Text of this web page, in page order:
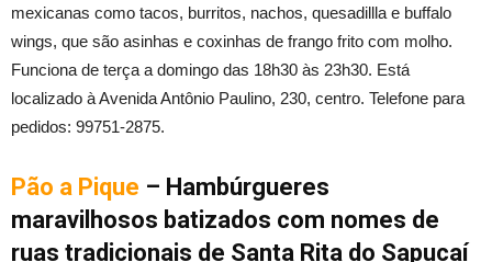
mexicanas como tacos, burritos, nachos, quesadillla e buffalo
wings, que são asinhas e coxinhas de frango frito com molho.
Funciona de terça a domingo das 18h30 às 23h30. Está
localizado à Avenida Antônio Paulino, 230, centro. Telefone para
pedidos: 99751-2875.
Pão a Pique – Hambúrgueres
maravilhosos batizados com nomes de
ruas tradicionais de Santa Rita do Sapucaí